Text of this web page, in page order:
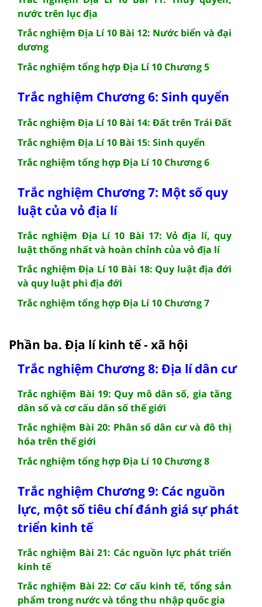
nước trên lục địa
Trắc nghiệm Địa Lí 10 Bài 12: Nước biển và đại
dương
Trắc nghiệm tổng hợp Địa Lí 10 Chương 5
Trắc nghiệm Chương 6: Sinh quyển
Trắc nghiệm Địa Lí 10 Bài 14: Đất trên Trái Đất
Trắc nghiệm Địa Lí 10 Bài 15: Sinh quyển
Trắc nghiệm tổng hợp Địa Lí 10 Chương 6
Trắc nghiệm Chương 7: Một số quy
luật của vỏ địa lí
Trắc nghiệm Địa Lí 10 Bài 17: Vỏ địa lí, quy
luật thống nhất và hoàn chỉnh của vỏ địa lí
Trắc nghiệm Địa Lí 10 Bài 18: Quy luật địa đới
và quy luật phi địa đới
Trắc nghiệm tổng hợp Địa Lí 10 Chương 7
Phần ba. Địa lí kinh tế - xã hội
Trắc nghiệm Chương 8: Địa lí dân cư
Trắc nghiệm Bài 19: Quy mô dân số, gia tăng
dân số và cơ cấu dân số thế giới
Trắc nghiệm Bài 20: Phân số dân cư và đô thị
hóa trên thế giới
Trắc nghiệm tổng hợp Địa Lí 10 Chương 8
Trắc nghiệm Chương 9: Các nguồn
lực, một số tiêu chí đánh giá sự phát
triển kinh tế
Trắc nghiệm Bài 21: Các nguồn lực phát triển
kinh tế
Trắc nghiệm Bài 22: Cơ cấu kinh tế, tổng sản
phẩm trong nước và tổng thu nhập quốc gia